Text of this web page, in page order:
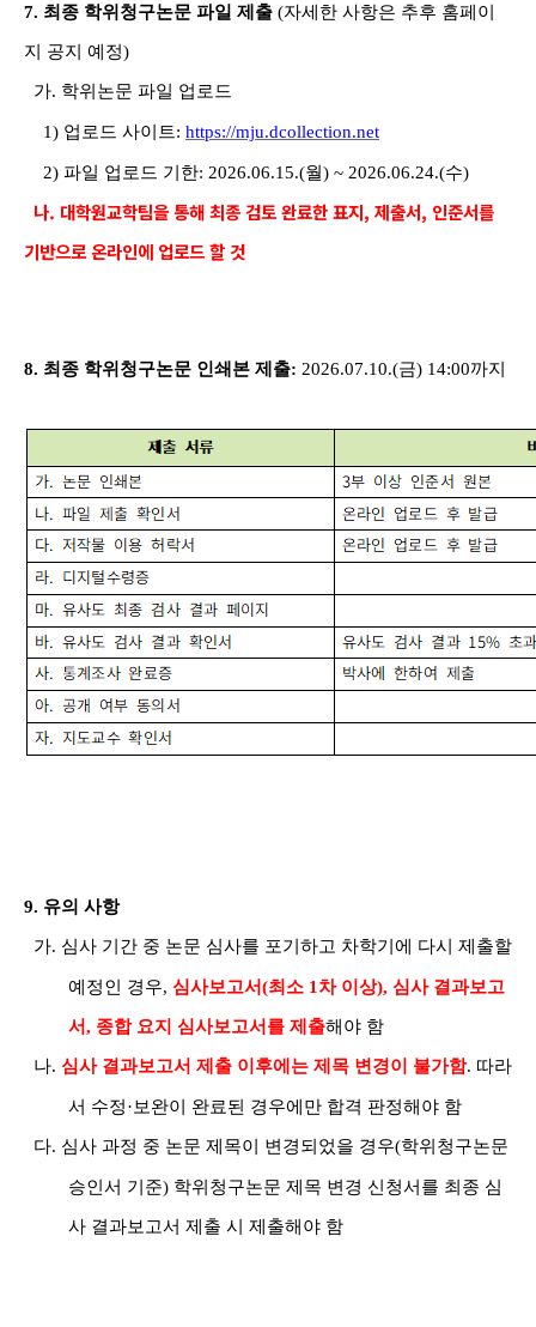
7. 최종 학위청구논문 파일 제출 (자세한 사항은 추후 홈페이
지 공지 예정)
가. 학위논문 파일 업로드
1) 업로드 사이트: https://mju.dcollection.net
2) 파일 업로드 기한: 2026.06.15.(월) ~ 2026.06.24.(수)
나. 대학원교학팀을 통해 최종 검토 완료한 표지, 제출서, 인준서를
기반으로 온라인에 업로드 할 것
8. 최종 학위청구논문 인쇄본 제출: 2026.07.10.(금) 14:00까지
9. 유의 사항
가. 심사 기간 중 논문 심사를 포기하고 차학기에 다시 제출할
예정인 경우, 심사보고서(최소 1 차 이상), 심사 결과보고
서, 종합 요지 심사보고서를 제출해야 함
나. 심사 결과보고서 제출 이후에는 제목 변경이 불가함. 따라
서 수정·보완이 완료된 경우에만 합격 판정해야 함
다. 심사 과정 중 논문 제목이 변경되었을 경우(학위청구논문
승인서 기준) 학위청구논문 제목 변경 신청서를 최종 심
사 결과보고서 제출 시 제출해야 함